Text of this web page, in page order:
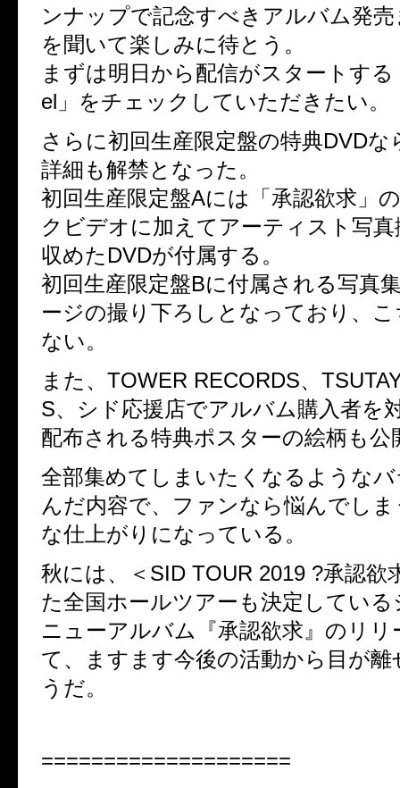
ンナップで記念すべきアルバム発
を聞いて楽しみに待とう。
まずは明日から配信がスタートする
el」をチェックしていただきたい。
さらに初回生産限定盤の特典DVDな
詳細も解禁となった。
初回生産限定盤Aには「承認欲求」
クビデオに加えてアーティスト写
収めたDVDが付属する。
初回生産限定盤Bに付属される写真
ージの撮り下ろしとなっており、
ない。
また、TOWER RECORDS、
S、シド応援店でアルバム購入者を
配布される特典ポスターの絵柄も公
全部集めてしまいたくなるような
んだ内容で、ファンなら悩んでし
な仕上がりになっている。
秋には、＜SID TOUR 2019 ?承認欲
た全国ホールツアーも決定している
ニューアルバム『承認欲求』のリリ
て、ますます今後の活動から目が
うだ。
====================